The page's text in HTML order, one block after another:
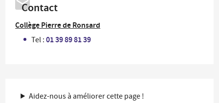
Contact
Collège Pierre de Ronsard
Tel :01 39 89 81 39
Aidez-nous à améliorer cette page !